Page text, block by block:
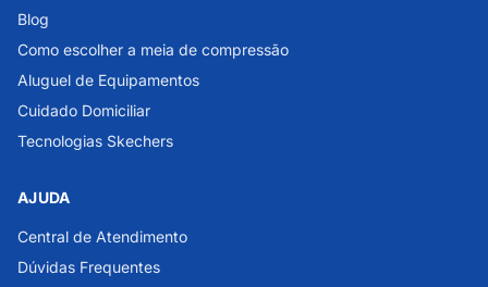
Blog
Como escolher a meia de compressão
Aluguel de Equipamentos
Cuidado Domiciliar
Tecnologias Skechers
AJUDA
Central de Atendimento
Dúvidas Frequentes